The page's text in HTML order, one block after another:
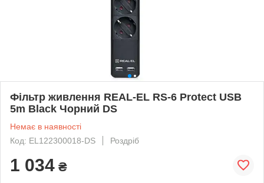
Фільтр живлення REAL-EL RS-6 Protect USB
5m Black Чорний DS
Немає в наявності
Код: EL122300018-DS
Роздріб
1 034 ₴